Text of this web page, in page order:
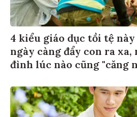
4 kiểu giáo dục tồi tệ
ngày càng đẩy con ra
đình lúc nào cũng "căng